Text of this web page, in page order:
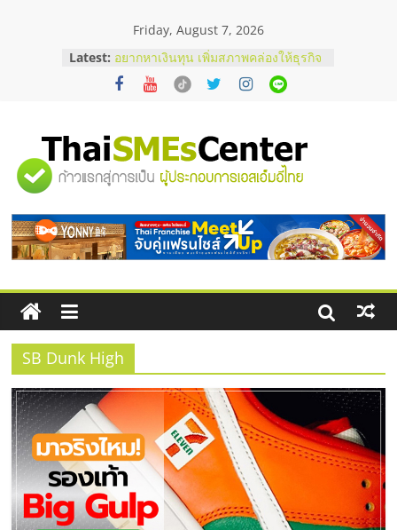
Friday, August 7, 2026
Latest: อยากหาเงินทุน เพิ่มสภาพคล่องให้ธุรกิจ
เริ่มยังไงให้ผ่านฉลุย
สัมมนาออนไลน์ โอกาสบริหารสถานี
ThaiFranchise Meet Up จับคู่แฟรน
ไชส์ ครั้งที่ 8
ร้านเครื่องเสียงคุณภาพสูง พร้อม
บริษัท Cybersecurity ในไทยที่ไหนดี?
วิธีเลือกผู้ให้บริการให้คุ้มค่าและตอบ
โจทย์ธุรกิจ
"ศูนย์
รวม
ข้อมูล
ธุรกิจ
SME
แห่ง
ประเทศไทย,
SB Dunk High